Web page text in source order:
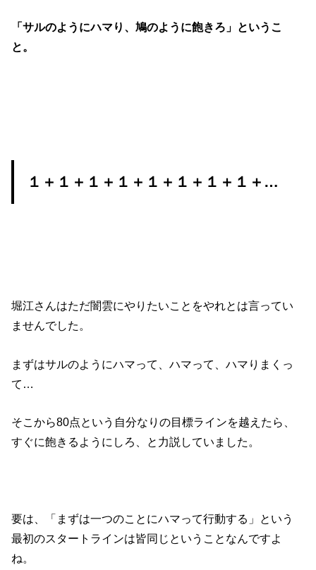
「サルのようにハマり、鳩のように飽きろ」というこ
と。
１＋１＋１＋１＋１＋１＋１＋１＋…
堀江さんはただ闇雲にやりたいことをやれとは言ってい
ませんでした。
まずはサルのようにハマって、ハマって、ハマりまくっ
て…
そこから80点という自分なりの目標ラインを越えたら、
すぐに飽きるようにしろ、と力説していました。
要は、「まずは一つのことにハマって行動する」という
最初のスタートラインは皆同じということなんですよ
ね。